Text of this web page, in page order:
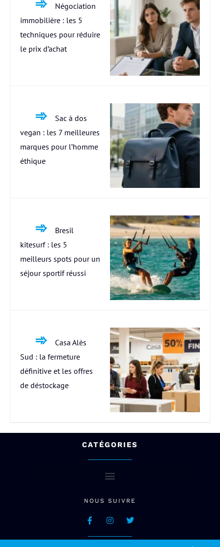
Négociation
immobilière : les 5
techniques pour réduire
le prix d’achat
Sac à dos
vegan : les 7 meilleures
marques pour l’homme
éthique
Bresil
kitesurf : les 5
meilleurs spots pour un
séjour sportif réussi
Casa Alès
Sud : la fermeture
définitive et les offres
de déstockage
CATÉGORIES
NOUS SUIVRE